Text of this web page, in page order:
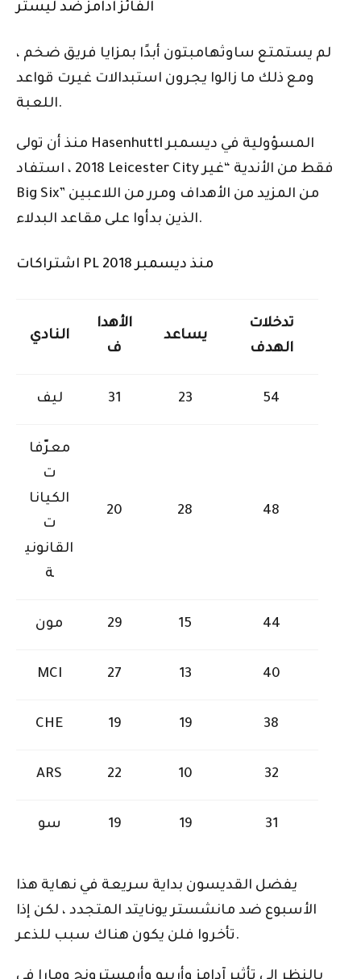
الفائز آدامز ضد ليستر
لم يستمتع ساوثهامبتون أبدًا بمزايا فريق ضخم ،
ومع ذلك ما زالوا يجرون استبدالات غيرت قواعد
اللعبة.
منذ أن تولى Hasenhuttl المسؤولية في ديسمبر
2018 ، استفاد Leicester City فقط من الأندية “غير
Big Six” من المزيد من الأهداف ومرر من اللاعبين
الذين بدأوا على مقاعد البدلاء.
اشتراكات PL منذ ديسمبر 2018
النادي
الأهدا
ف
يساعد
تدخلات
الهدف
ليف 31 23 54
معرّفا
ت
الكيانا
ت
القانوني
ة
20 28 48
مون 29 15 44
MCI 27 13 40
CHE 19 19 38
ARS 22 10 32
سو 19 19 31
يفضل القديسون بداية سريعة في نهاية هذا
الأسبوع ضد مانشستر يونايتد المتجدد ، لكن إذا
تأخروا فلن يكون هناك سبب للذعر.